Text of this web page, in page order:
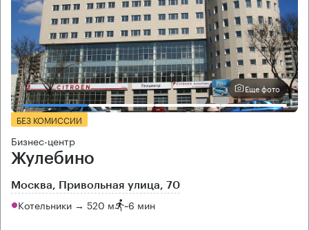
Еще фото
БЕЗ КОМИССИИ
Бизнес-центр
Жулебино
Москва, Привольная улица, 70
Котельники → 520 м ~6 мин